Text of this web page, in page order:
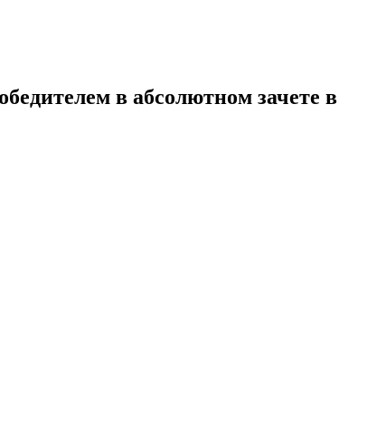
в абсолютном зачете в